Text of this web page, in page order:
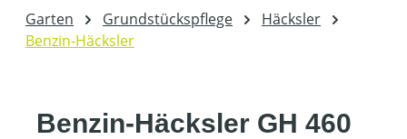
Garten Grundstückspflege
Häcksler
Benzin-Häcksler
Benzin-Häcksler GH 460